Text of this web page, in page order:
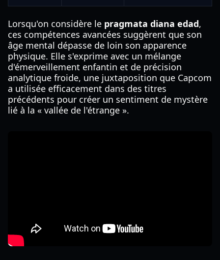
Lorsqu'on considère le pragmata diana edad,
ces compétences avancées suggèrent que son
âge mental dépasse de loin son apparence
physique. Elle s'exprime avec un mélange
d'émerveillement enfantin et de précision
analytique froide, une juxtaposition que Capcom
a utilisée efficacement dans des titres
précédents pour créer un sentiment de mystère
lié à la « vallée de l'étrange ».